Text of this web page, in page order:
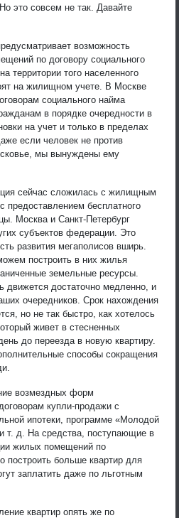
это совсем не так. Давайте
возможность
по договору социального
территории того населенного
на жилищном учете. В Москве
социального найма
в порядке очередности в
на учет и только в пределах
если человек не против
мы вынуждены ему
сейчас сложилась с жилищным
предоставлением бесплатного
Москва и Санкт-Петербург
субъектов федерации. Это
развития мегаполисов вширь.
построить в них жилья
земельные ресурсы.
движется достаточно медленно, и
очередников. Срок нахождения
но не так быстро, как хотелось
живет в стесненных
до переезда в новую квартиру.
способы сокращения
возмездных форм
купли-продажи с
ипотеки, программе «Молодой
т. д. На средства, поступающие в
жилых помещений по
больше квартир для
заплатить даже по льготным
квартир опять же по